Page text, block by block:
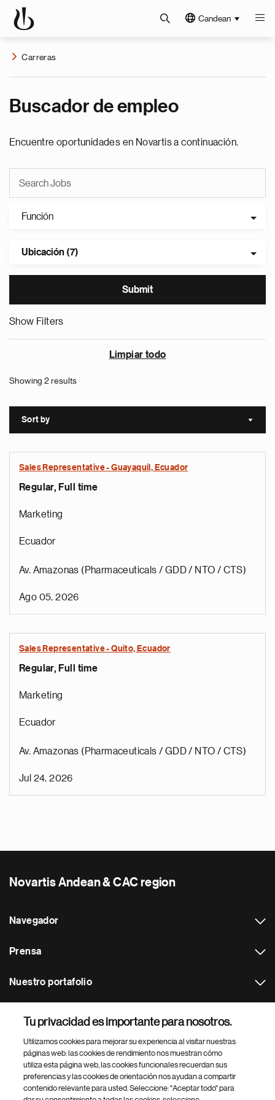
Candean
Carreras
Buscador de empleo
Encuentre oportunidades en Novartis a continuación.
Función
Ubicación (7)
Show Filters
Limpiar todo
Showing 2 results
Sort by Sort
Sales Representative - Guayaquil, Ecuador
Regular, Full time
Marketing
Ecuador
Av. Amazonas (Pharmaceuticals / GDD / NTO / CTS)
Ago 05, 2026
Sales Representative - Quito, Ecuador
Regular, Full time
Marketing
Ecuador
Av. Amazonas (Pharmaceuticals / GDD / NTO / CTS)
Jul 24, 2026
Novartis Andean & CAC region
Navegador
Prensa
Nuestro portafolio
Footer Site Search
Tu privacidad es importante para nosotros.
Utilizamos cookies para mejorar su experiencia al visitar nuestras
páginas web: las cookies de rendimiento nos muestran cómo
utiliza esta página web, las cookies funcionales recuerdan sus
preferencias y las cookies de orientación nos ayudan a compartir
contenido relevante para usted. Seleccione: "Aceptar todo" para